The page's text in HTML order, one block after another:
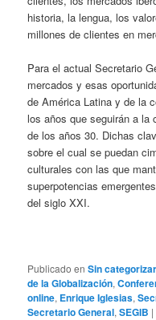
historia, la lengua, los
millones de clientes en
Para el actual Secretario
mercados y esas
de América Latina y de la
los años que seguirán a
de los años 30. Dichas
sobre el cual se puedan
culturales con las que
superpotencias
del siglo XXI.
Publicado en Sin categorizar
de la Globalización,
online, Enrique Iglesias,
Secretario General,SEGIB |